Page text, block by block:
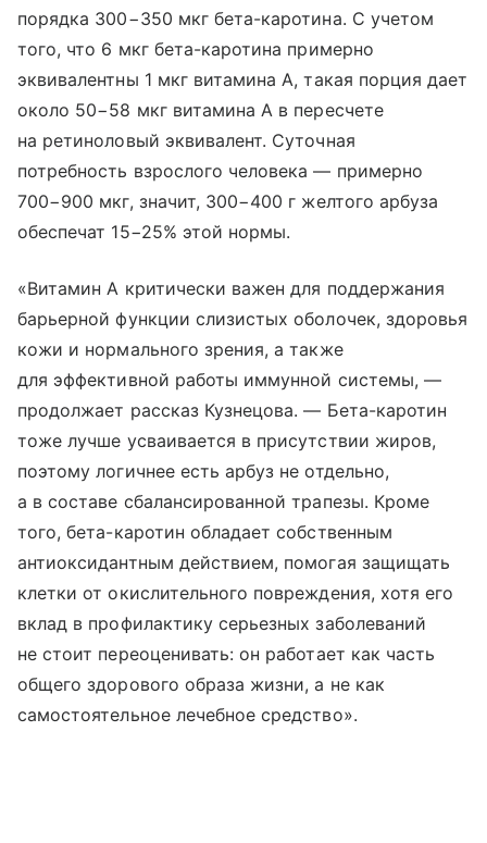
порядка 300−350 мкг бета-каротина. С учетом
того, что 6 мкг бета-каротина примерно
эквивалентны 1 мкг витамина А, такая порция дает
около 50−58 мкг витамина А в пересчете
на ретиноловый эквивалент. Суточная
потребность взрослого человека — примерно
700−900 мкг, значит, 300−400 г желтого арбуза
обеспечат 15−25% этой нормы.
«Витамин А критически важен для поддержания
барьерной функции слизистых оболочек, здоровья
кожи и нормального зрения, а также
для эффективной работы иммунной системы, —
продолжает рассказ Кузнецова. — Бета-каротин
тоже лучше усваивается в присутствии жиров,
поэтому логичнее есть арбуз не отдельно,
а в составе сбалансированной трапезы. Кроме
того, бета-каротин обладает собственным
антиоксидантным действием, помогая защищать
клетки от окислительного повреждения, хотя его
вклад в профилактику серьезных заболеваний
не стоит переоценивать: он работает как часть
общего здорового образа жизни, а не как
самостоятельное лечебное средство».